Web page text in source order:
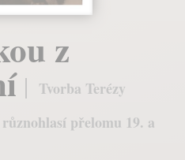
z
Tvorba Terézy
přelomu 19. a